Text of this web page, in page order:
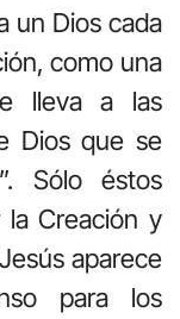
un Dios cada
como una
lleva a las
Dios que se
Sólo éstos
Creación y
aparece
para los